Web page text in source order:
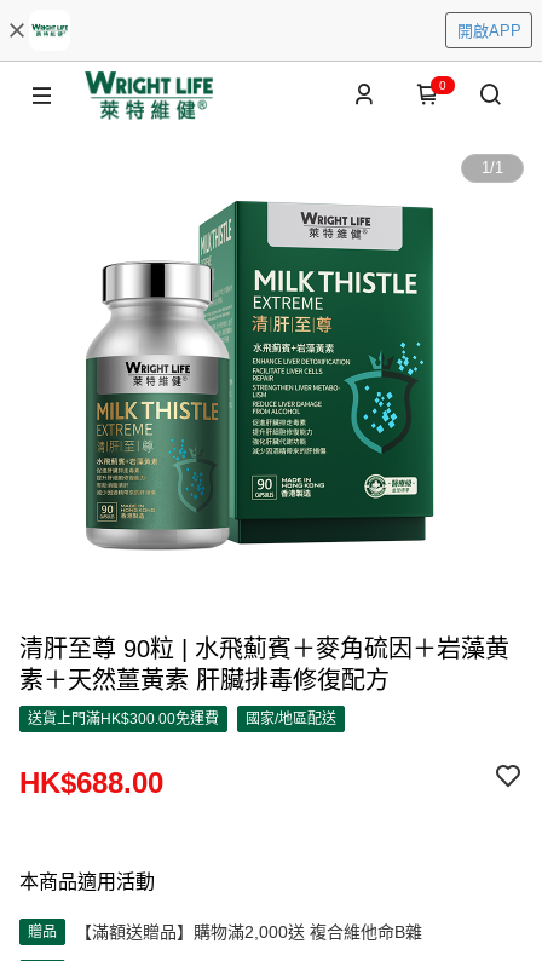
開啟APP
0
1/1
清肝至尊 90粒 | 水飛薊賓＋麥角硫因＋岩藻黄
素＋天然薑黃素 肝臟排毒修復配方
送貨上門滿HK$300.00免運費 國家/地區配送
HK$688.00
本商品適用活動
贈品 【滿額送贈品】購物滿2,000送 複合維他命B雜